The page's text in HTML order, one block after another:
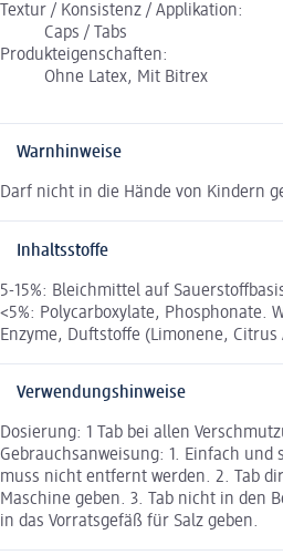
Textur / Konsistenz / Applikation:
Caps / Tabs
Produkteigenschaften:
Ohne Latex, Mit Bitrex
Warnhinweise
Darf nicht in die Hände von Kindern
Inhaltsstoffe
5-15%: Bleichmittel auf
<5%: Polycarboxylate, Phosphonate.
Enzyme, Duftstoffe (Limonene,
Verwendungshinweise
Dosierung: 1 Tab bei allen
Gebrauchsanweisung: 1. Einfach und
muss nicht entfernt werden. 2. Tab
Maschine geben. 3. Tab nicht in den
in das Vorratsgefäß für Salz geben.